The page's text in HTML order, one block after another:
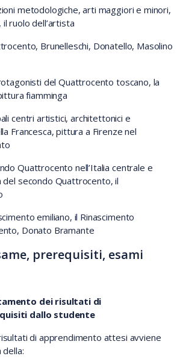
metodologiche, arti maggiori e minori,
ruolo dell’artista
Brunelleschi, Donatello, Masolino
del Quattrocento toscano, la
fiamminga
centri artistici, architettonici e
Francesca, pittura a Firenze nel
Quattrocento nell’Italia centrale e
del secondo Quattrocento, il
emiliano, il Rinascimento
Donato Bramante
prerequisiti, esami
dei risultati di
dallo studente
di apprendimento attesi avviene